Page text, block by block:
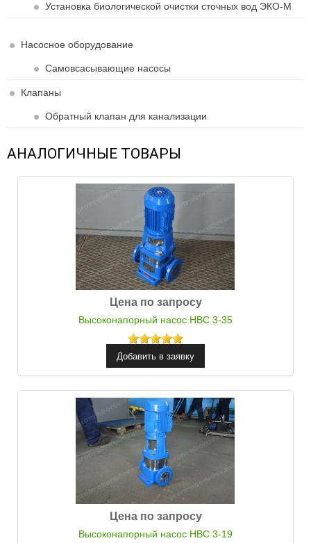
Установка биологической очистки сточных вод ЭКО-М
Насосное оборудование
Самовсасывающие насосы
Клапаны
Обратный клапан для канализации
АНАЛОГИЧНЫЕ ТОВАРЫ
Цена по запросу
Высоконапорный насос НВС 3-35
Цена по запросу
Высоконапорный насос НВС 3-19